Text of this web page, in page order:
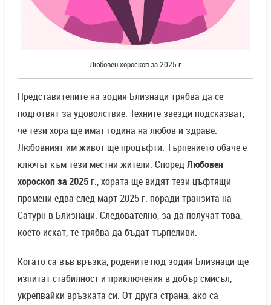
Любовен хороскоп за 2025 г
Представителите на зодия Близнаци трябва да се
подготвят за удоволствие. Техните звезди подсказват,
че тези хора ще имат година на любов и здраве.
Любовният им живот ще процъфти. Търпението обаче е
ключът към тези местни жители. СпоредЛюбовен
хороскоп за 2025г., хората ще видят тези цъфтящи
промени едва след март 2025 г. поради транзита на
Сатурн в Близнаци. Следователно, за да получат това,
което искат, те трябва да бъдат търпеливи.
Когато са във връзка, родените под зодия Близнаци ще
изпитат стабилност и приключения в добър смисъл,
укрепвайки връзката си. От друга страна, ако са